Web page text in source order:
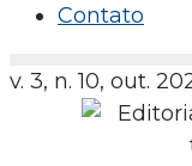
Contato
v. 3, n. 10, out.